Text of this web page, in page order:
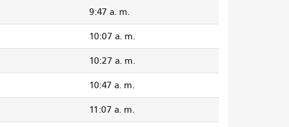
9:47 a. m.
10:07 a. m.
10:27 a. m.
10:47 a. m.
11:07 a. m.